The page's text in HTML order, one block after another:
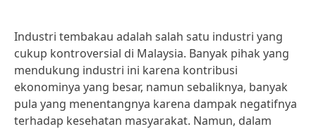
Industri tembakau adalah salah satu industri yang
cukup kontroversial di Malaysia. Banyak pihak yang
mendukung industri ini karena kontribusi
ekonominya yang besar, namun sebaliknya, banyak
pula yang menentangnya karena dampak negatifnya
terhadap kesehatan masyarakat. Namun, dalam